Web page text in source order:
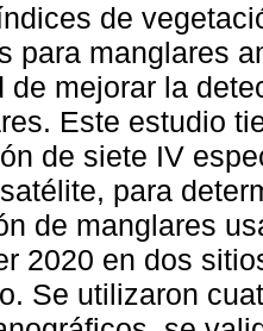
de
para manglares
de mejorar la
Este estudio
de siete IV
para
de manglares
2020 en dos
Se utilizaron